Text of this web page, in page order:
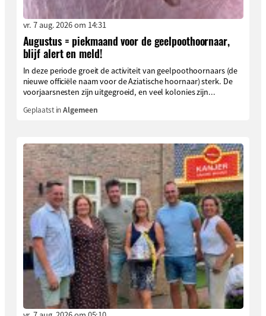
vr. 7 aug. 2026 om 14:31
Augustus = piekmaand voor de geelpoothoornaar,
blijf alert en meld!
In deze periode groeit de activiteit van geelpoothoornaars (de
nieuwe officiële naam voor de Aziatische hoornaar) sterk. De
voorjaarsnesten zijn uitgegroeid, en veel kolonies zijn...
Geplaatst inAlgemeen